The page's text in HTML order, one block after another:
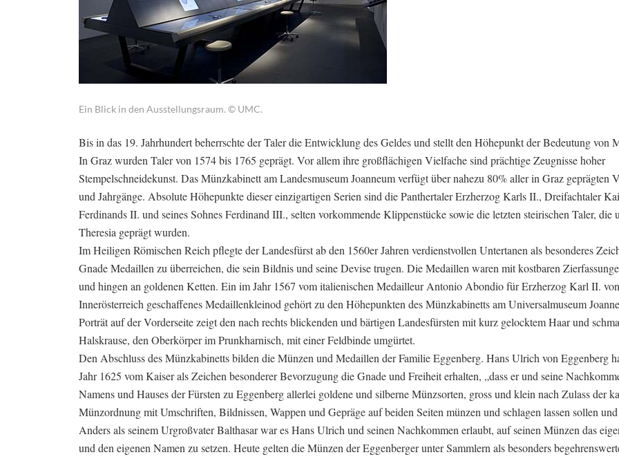
Ein Blick in den Ausstellungsraum. © UMC.
Bis in das 19. Jahrhundert beherrschte der Taler die Entwicklung des Geldes und stellt den Höhepunkt der Bedeutung von
In Graz wurden Taler von 1574 bis 1765 geprägt. Vor allem ihre großflächigen Vielfache sind prächtige Zeugnisse hoher
Stempelschneidekunst. Das Münzkabinett am Landesmuseum Joanneum verfügt über nahezu 80% aller in Graz geprägten
und Jahrgänge. Absolute Höhepunkte dieser einzigartigen Serien sind die Panthertaler Erzherzog Karls II., Dreifachtaler
Ferdinands II. und seines Sohnes Ferdinand III., selten vorkommende Klippenstücke sowie die letzten steirischen Taler, die
Theresia geprägt wurden.
Im Heiligen Römischen Reich pflegte der Landesfürst ab den 1560er Jahren verdienstvollen Untertanen als besonderes
Gnade Medaillen zu überreichen, die sein Bildnis und seine Devise trugen. Die Medaillen waren mit kostbaren
und hingen an goldenen Ketten. Ein im Jahr 1567 vom italienischen Medailleur Antonio Abondio für Erzherzog Karl II. von
Innerösterreich geschaffenes Medaillenkleinod gehört zu den Höhepunkten des Münzkabinetts am Universalmuseum
Porträt auf der Vorderseite zeigt den nach rechts blickenden und bärtigen Landesfürsten mit kurz gelocktem Haar und
Halskrause, den Oberkörper im Prunkharnisch, mit einer Feldbinde umgürtet.
Den Abschluss des Münzkabinetts bilden die Münzen und Medaillen der Familie Eggenberg. Hans Ulrich von Eggenberg
Jahr 1625 vom Kaiser als Zeichen besonderer Bevorzugung die Gnade und Freiheit erhalten, „dass er und seine
Namens und Hauses der Fürsten zu Eggenberg allerlei goldene und silberne Münzsorten, gross und klein nach Zulass der
Münzordnung mit Umschriften, Bildnissen, Wappen und Gepräge auf beiden Seiten münzen und schlagen lassen sollen
Anders als seinem Urgroßvater Balthasar war es Hans Ulrich und seinen Nachkommen erlaubt, auf seinen Münzen das
und den eigenen Namen zu setzen. Heute gelten die Münzen der Eggenberger unter Sammlern als besonders